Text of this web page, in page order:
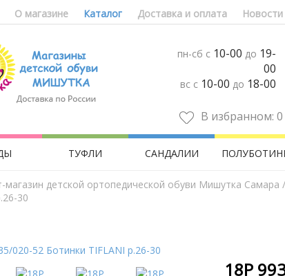
О магазине Каталог Доставка и оплата
пн-сб с 10-00 до 19-
00
вс с 10-00 до 18-00
В избранном: 0
ТУФЛИ САНДАЛИИ
магазин детской ортопедической обуви Мишутка Самара /
30
18Р